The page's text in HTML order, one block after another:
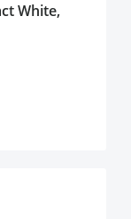
White,